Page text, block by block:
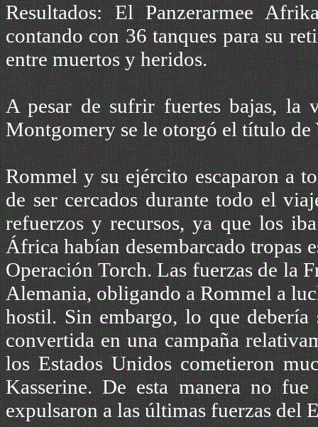
Resultados: El Panzerarmee
contando con 36 tanques para su
entre muertos y heridos.
A pesar de sufrir fuertes bajas, la
Montgomery se le otorgó el título
Rommel y su ejército escaparon a
de ser cercados durante todo el
refuerzos y recursos, ya que los
África habían desembarcado tropas
Operación Torch. Las fuerzas de la
Alemania, obligando a Rommel a
hostil. Sin embargo, lo que
convertida en una campaña
los Estados Unidos cometieron
Kasserine. De esta manera no
expulsaron a las últimas fuerzas del